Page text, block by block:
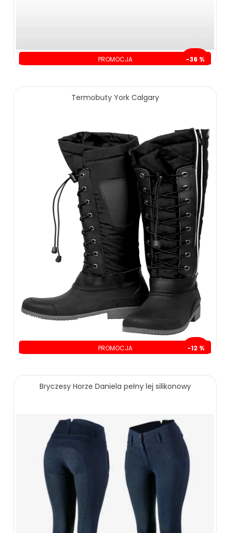
PROMOCJA -36 %
129.00 zł 199.00 zł
Termobuty York Calgary
PROMOCJA -12 %
235.00 zł 265.00 zł
Bryczesy Horze Daniela pełny lej silikonowy